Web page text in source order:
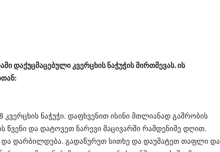
დაქუცმაცებული კვერცხის ნაჭუჭის მირთმევას. ის
ნაჭუჭი. დაფხვენით ისინი მთლიანად გაშრობის
წვენი და დატოვეთ ნარევი მაცივარში რამდენიმე დღით.
და დარბილდება. გადაწურეთ სითხე და დაუმატეთ თაფლი და